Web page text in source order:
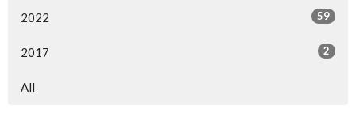
2022 59
2017 2
All